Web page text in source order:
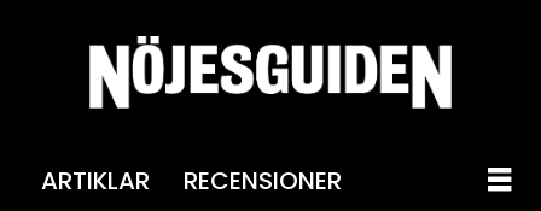
ARTIKLAR RECENSIONER